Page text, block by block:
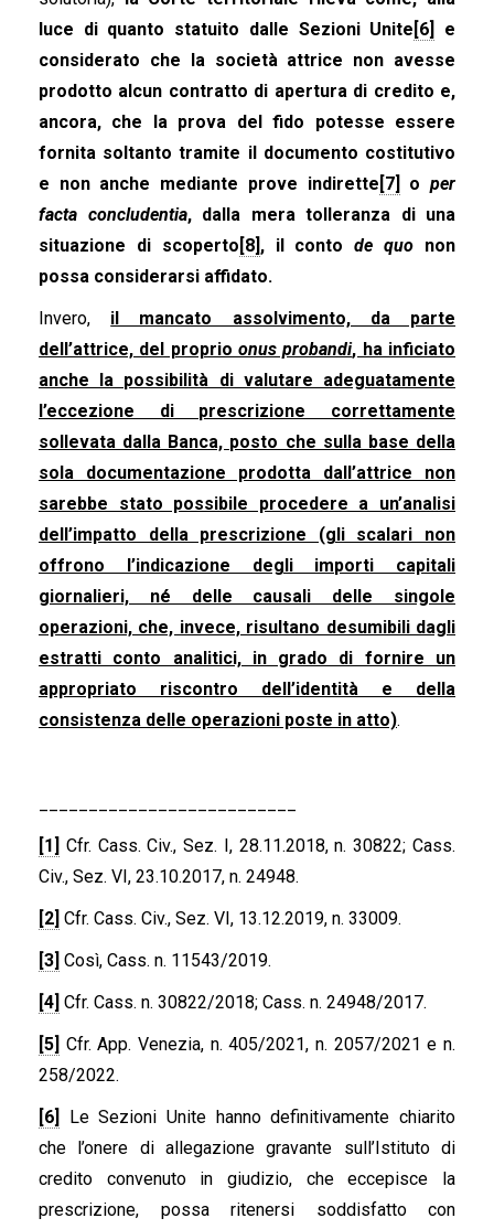
luce di quanto statuito dalle Sezioni Unite [6]
e
considerato che la società attrice non avesse
prodotto alcun contratto di apertura di credito e,
ancora, che la prova del fido potesse essere
fornita soltanto tramite il documento costitutivo
e non anche mediante prove indirette [7] oper
facta concludentia, dalla mera tolleranza di una
situazione di scoperto [8] , il contode quo non
possa considerarsi affidato.
Invero, il mancato assolvimento, da parte
dell’attrice, del proprio onus probandi, ha inficiato
anche la possibilità di valutare adeguatamente
l’eccezione di prescrizione correttamente
sollevata dalla Banca, posto che sulla base della
sola documentazione prodotta dall’attrice non
sarebbe stato possibile procedere a un’analisi
dell’impatto della prescrizione (gli scalari non
offrono l’indicazione degli importi capitali
giornalieri, né delle causali delle singole
operazioni, che, invece, risultano desumibili dagli
estratti conto analitici, in grado di fornire un
appropriato riscontro dell’identità e della
consistenza delle operazioni poste in atto).
[1] Cfr. Cass. Civ., Sez. I, 28.11.2018, n. 30822; Cass.
Civ., Sez. VI, 23.10.2017, n. 24948.
[2] Cfr. Cass. Civ., Sez. VI, 13.12.2019, n. 33009.
[3] Così, Cass. n. 11543/2019.
[4] Cfr. Cass. n. 30822/2018; Cass. n. 24948/2017.
[5] Cfr. App. Venezia, n. 405/2021, n. 2057/2021 e n.
258/2022.
[6]
Le Sezioni Unite hanno definitivamente chiarito
che l’onere di allegazione gravante sull’Istituto di
credito convenuto in giudizio, che eccepisce la
prescrizione, possa ritenersi soddisfatto con